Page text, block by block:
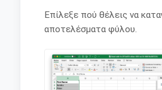
Επίλεξε πού θέλεις να
αποτελέσματα φύλου.